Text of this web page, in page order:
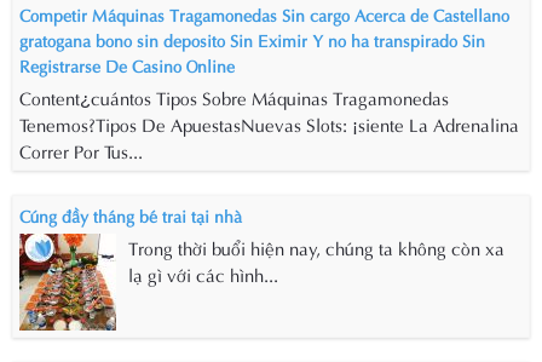
Competir Máquinas Tragamonedas Sin cargo Acerca de Castellano
gratogana bono sin deposito Sin Eximir Y no ha transpirado Sin
Registrarse De Casino Online
Content¿cuántos Tipos Sobre Máquinas Tragamonedas
Tenemos?Tipos De ApuestasNuevas Slots: ¡siente La Adrenalina
Correr Por Tus...
Cúng đầy tháng bé trai tại nhà
Trong thời buổi hiện nay, chúng ta không còn xa
lạ gì với các hình...